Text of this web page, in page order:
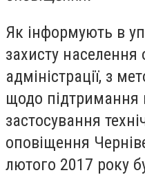
Як інформують в
захисту населення
адміністрації, з
щодо підтримання
застосування
оповіщення
лютого 2017 року